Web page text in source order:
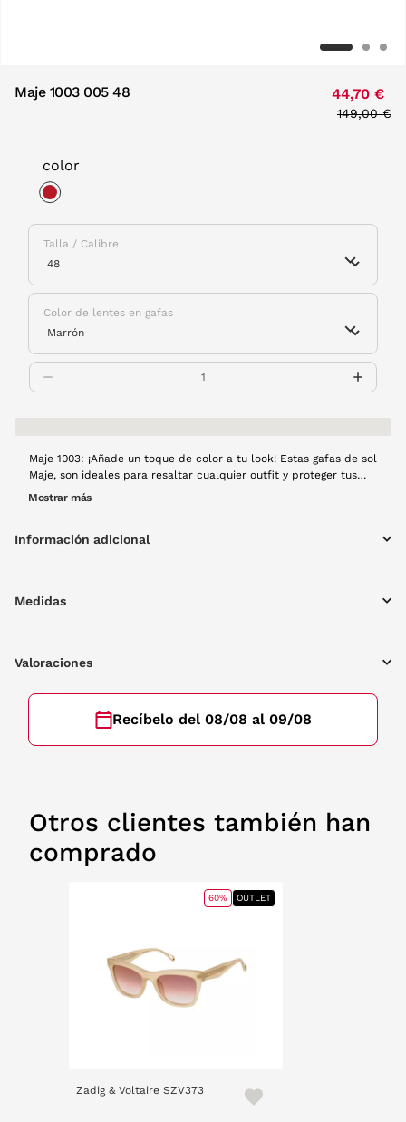
Maje 1003 005 48 44,70 €
Price
149,00 €
color
Talla / Calibre
Color de lentes en gafas
Maje 1003: ¡Añade un toque de color a tu look! Estas gafas de sol
Maje, son ideales para resaltar cualquier outfit y proteger tus
ojos del sol. Su vibrante montura de pasta en color rojo y lentes
Mostrar más
Información adicional
Medidas
Valoraciones
Recíbelo del 08/08 al 09/08
Otros clientes también han
comprado
Zadig & Voltaire SZV373
60% OUTLET